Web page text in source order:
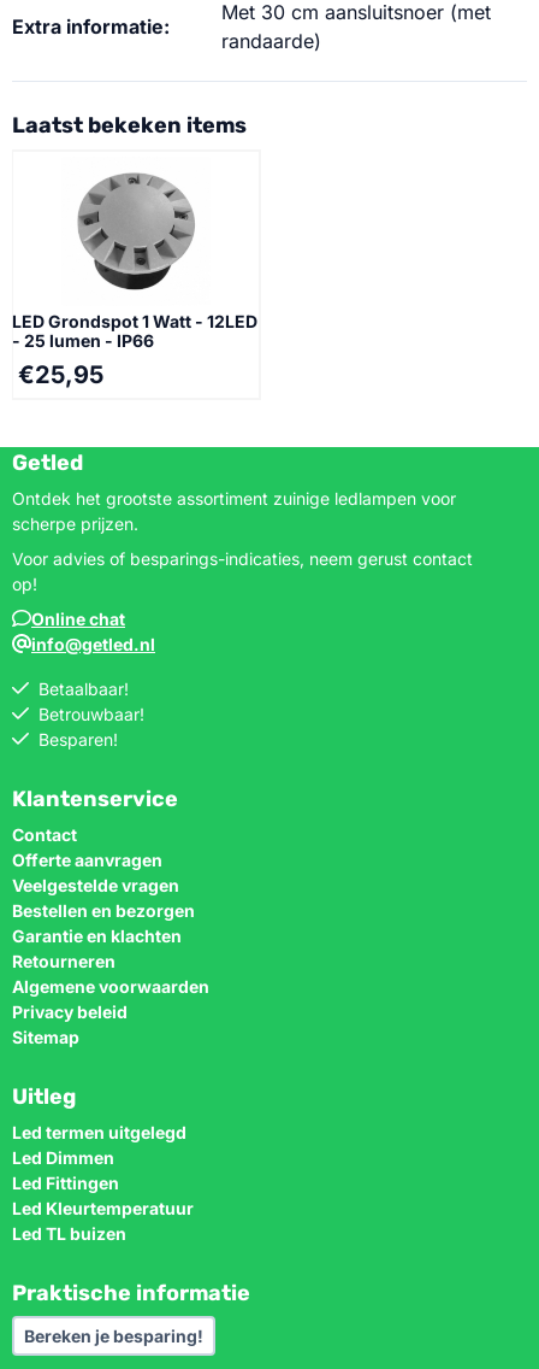
Extra informatie:
Met 30 cm aansluitsnoer (met
randaarde)
Laatst bekeken items
LED Grondspot 1 Watt - 12LED
- 25 lumen - IP66
€25,95
Getled
Ontdek het grootste assortiment zuinige ledlampen voor
scherpe prijzen.
Voor advies of besparings-indicaties, neem gerust contact
op!
Online chat
info@getled.nl
Betaalbaar!
Betrouwbaar!
Besparen!
Klantenservice
Contact
Offerte aanvragen
Veelgestelde vragen
Bestellen en bezorgen
Garantie en klachten
Retourneren
Algemene voorwaarden
Privacy beleid
Sitemap
Uitleg
Led termen uitgelegd
Led Dimmen
Led Fittingen
Led Kleurtemperatuur
Led TL buizen
Praktische informatie
Bereken je besparing!